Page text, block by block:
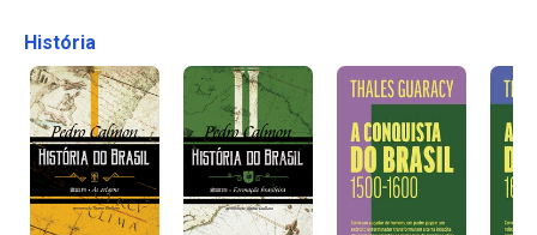
História